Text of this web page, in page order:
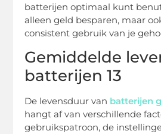
batterijen optimaal kunt
alleen geld besparen, maar
consistent gebruik van je
Gemiddelde
batterijen 13
De levensduur van batterijen
hangt af van verschillende
gebruikspatroon, de